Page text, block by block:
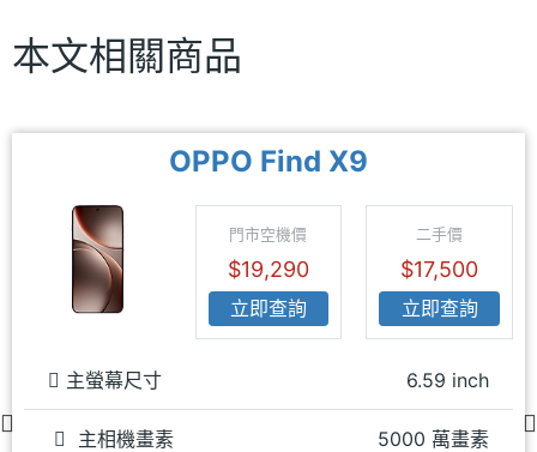
本文相關商品
OPPO Find X9
門市空機價
$19,290
立即查詢
二手價
$17,500
立即查詢
主螢幕尺寸 6.59 inch
主相機畫素 5000 萬畫素